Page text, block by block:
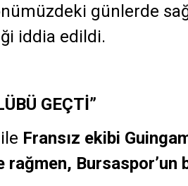
günlerde
iddia edildi.
GEÇTİ”
Fransız ekibi
rağmen,